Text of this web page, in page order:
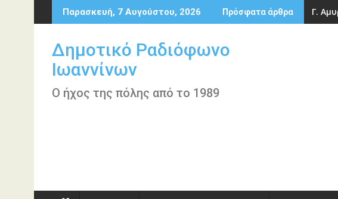
Περάστε
στο
Παρασκευή, 7 Αυγούστου, 2026 Πρόσφατα άρθρα Γ.
Δημοτικό Ραδιόφωνο
Ιωαννίνων
Ο ήχος της πόλης από το 1989